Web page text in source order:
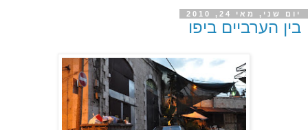
יום שני, מאי 24, 2010
בין הערביים ביפו